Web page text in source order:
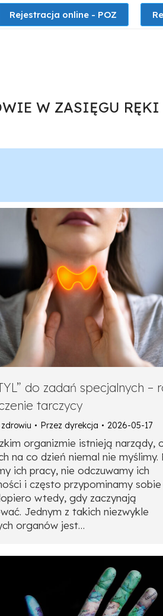
Rejestracja online - POZ
W ZASIĘGU RĘKI
do zadań specjalnych –
tarczycy
Przez dyrekcja 2026-05-17
organizmie istnieją narządy,
na co dzień niemal nie myślimy.
ich pracy, nie odczuwamy ich
i często przypominamy
wtedy, gdy zaczynają
Jednym z takich niezwykle
organów jest…